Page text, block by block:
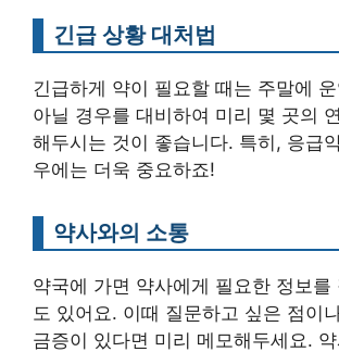
긴급 상황 대처법
긴급하게 약이 필요할 때는 주말에
아닐 경우를 대비하여 미리 몇 곳의
해두시는 것이 좋습니다. 특히, 응급
우에는 더욱 중요하죠!
약사와의 소통
약국에 가면 약사에게 필요한 정보를
도 있어요. 이때 질문하고 싶은 점이
금증이 있다면 미리 메모해두세요.